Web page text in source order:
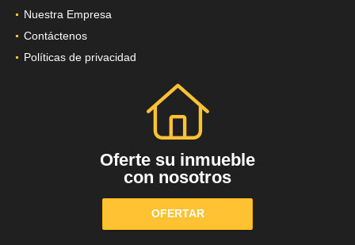
Nuestra Empresa
Contáctenos
Políticas de privacidad
Oferte su inmueble
con nosotros
OFERTAR